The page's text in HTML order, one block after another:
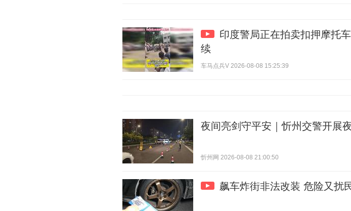
印度警局正在拍卖扣押摩托
续
车马点兵V 2026-08-08 15:25:39
夜间亮剑守平安｜忻州交警开展
忻州网 2026-08-08 21:00:50
飙车炸街非法改装 危险又扰